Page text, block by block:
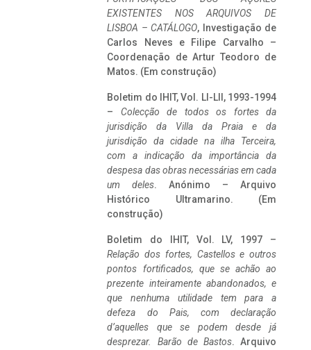
EXISTENTES NOS ARQUIVOS DE
LISBOA – CATÁLOGO, Investigação de
Carlos Neves e Filipe Carvalho –
Coordenação de Artur Teodoro de
Matos. (Em construção)
Boletim do IHIT, Vol. LI-LII, 1993-1994
– Colecção de todos os fortes da
jurisdição da Villa da Praia e da
jurisdição da cidade na ilha Terceira,
com a indicação da importância da
despesa das obras necessárias em cada
um deles. Anónimo – Arquivo
Histórico Ultramarino. (Em
construção)
Boletim do IHIT, Vol. LV, 1997 –
Relação dos fortes, Castellos e outros
pontos fortificados, que se achão ao
prezente inteiramente abandonados, e
que nenhuma utilidade tem para a
defeza do Pais, com declaração
d’aquelles que se podem desde já
desprezar. Barão de Bastos. Arquivo